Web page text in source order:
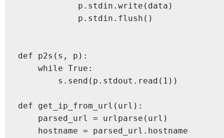
            p.stdin.write(data)
            p.stdin.flush()
def p2s(s, p):
    while True:
        s.send(p.stdout.read(1))
def get_ip_from_url(url):
    parsed_url = urlparse(url)
    hostname = parsed_url.hostname